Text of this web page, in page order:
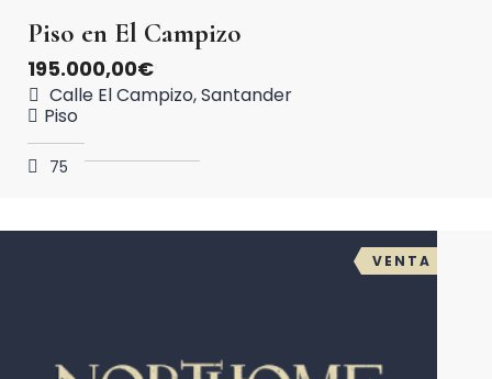
Piso en El Campizo
195.000,00€
Calle El Campizo, Santander
Piso
75
VENTA